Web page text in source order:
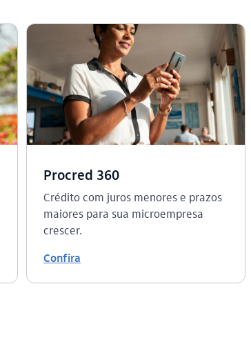
Procred 360
Crédito com juros menores e prazos
maiores para sua microempresa
crescer.
Confira